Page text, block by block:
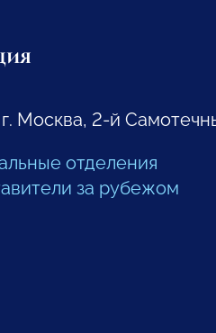
г. Москва, 2-й
отделения
за рубежом